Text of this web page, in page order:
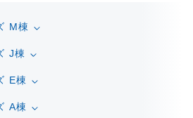
M棟
J棟
E棟
A棟